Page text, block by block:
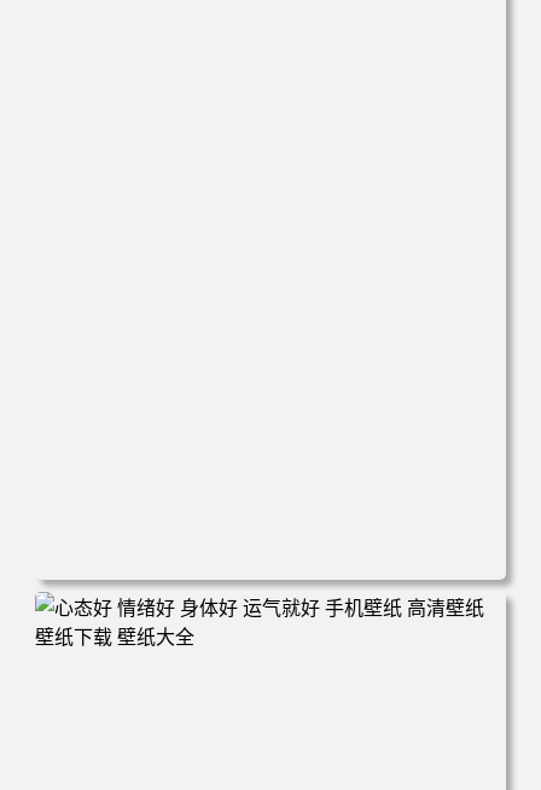
电脑壁纸 火影 鸣人 佐助 小樱 高清全屏手机壁纸 高清壁纸
壁纸下载 壁纸大全